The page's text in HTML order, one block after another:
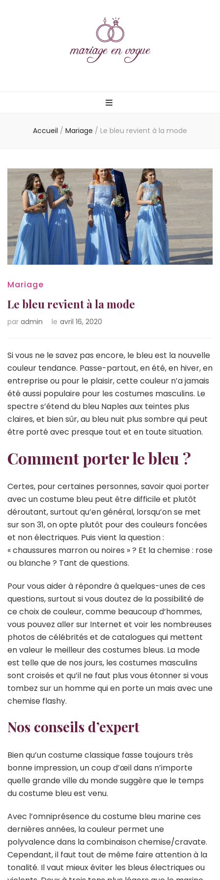
vogue
Accueil / Mariage / Le bleu revient à la mode
Mariage
Le bleu revient à la mode
par admin le avril 16, 2020
Si vous ne le savez pas encore, le bleu est la nouvelle
couleur tendance. Passe-partout, en été, en hiver, en
entreprise ou pour le plaisir, cette couleur n’a jamais
été aussi populaire pour les costumes masculins. Le
spectre s’étend du bleu Naples aux teintes plus
claires, et bien sûr, au bleu nuit plus sombre qui peut
être porté avec presque tout et en toute situation.
Comment porter le bleu ?
Certes, pour certaines personnes, savoir quoi porter
avec un costume bleu peut être difficile et plutôt
déroutant, surtout qu’en général, lorsqu’on se met
sur son 31, on opte plutôt pour des couleurs foncées
et non électriques. Puis vient la question :
« chaussures marron ou noires » ? Et la chemise : rose
ou blanche ? Tant de questions.
Pour vous aider à répondre à quelques-unes de ces
questions, surtout si vous doutez de la possibilité de
ce choix de couleur, comme beaucoup d’hommes,
vous pouvez aller sur Internet et voir les nombreuses
photos de célébrités et de catalogues qui mettent
en valeur le meilleur des costumes bleus. La mode
est telle que de nos jours, les costumes masculins
sont croisés et qu’il ne faut plus vous étonner si vous
tombez sur un homme qui en porte un mais avec une
chemise flashy.
Nos conseils d’expert
Bien qu’un costume classique fasse toujours très
bonne impression, un coup d’œil dans n’importe
quelle grande ville du monde suggère que le temps
du costume bleu est venu.
Avec l’omniprésence du costume bleu marine ces
dernières années, la couleur permet une
polyvalence dans la combinaison chemise/cravate.
Cependant, il faut tout de même faire attention à la
tonalité. Il vaut mieux éviter les bleus électriques ou